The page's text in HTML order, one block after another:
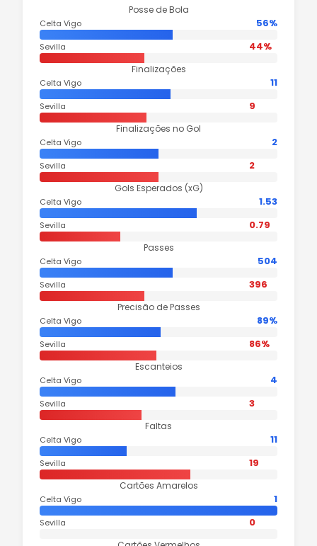
Posse de Bola
Celta Vigo 56%
Sevilla 44%
Finalizações
Celta Vigo 11
Sevilla 9
Finalizações no Gol
Celta Vigo 2
Sevilla 2
Gols Esperados (xG)
Celta Vigo 1.53
Sevilla 0.79
Passes
Celta Vigo 504
Sevilla 396
Precisão de Passes
Celta Vigo 89%
Sevilla 86%
Escanteios
Celta Vigo 4
Sevilla 3
Faltas
Celta Vigo 11
Sevilla 19
Cartões Amarelos
Celta Vigo 1
Sevilla 0